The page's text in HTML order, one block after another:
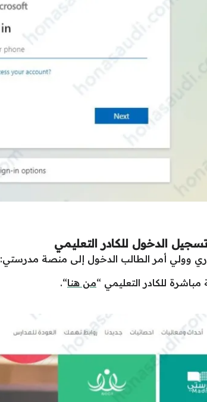
الدخول للكادر التعليمي
وولي أمر الطالب الدخول إلى منصة مدرستي:
للكادر التعليمي “من هنا“.